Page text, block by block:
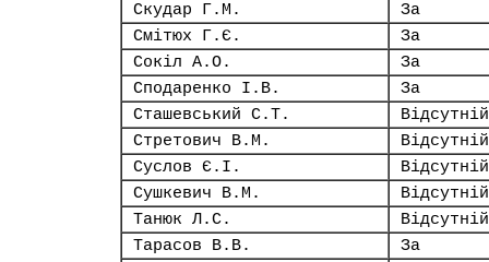
Скудар Г.М.
За
Смітюх Г.Є.
За
Сокіл А.О.
За
Сподаренко І.В.
За
Сташевський С.Т.
Відсутній
Стретович В.М.
Відсутній
Суслов Є.І.
Відсутній
Сушкевич В.М.
Відсутній
Танюк Л.С.
Відсутній
Тарасов В.В.
За